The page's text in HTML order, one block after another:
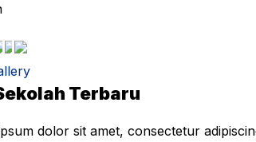
Terbaru
dolor sit amet, consectetur